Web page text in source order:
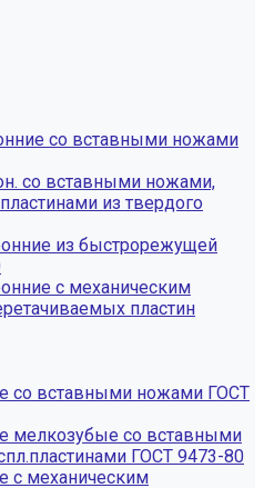
со вставными ножами
со вставными ножами,
из твердого
из быстрорежущей
с механическим
пластин
со вставными ножами ГОСТ
мелкозубые со вставными
ГОСТ 9473-80
с механическим